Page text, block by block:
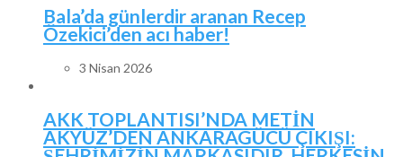
Bala’da günlerdir aranan Recep
Özekici’den acı haber!
3 Nisan 2026
AKK TOPLANTISI’NDA METİN
AKYÜZ’DEN ANKARAGÜCÜ ÇIKIŞI: